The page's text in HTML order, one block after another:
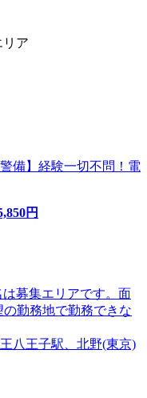
リア
備】経験一切不問！電
円
募集エリアです。面
勤務地で勤務できな
八王子駅、北野(東京)